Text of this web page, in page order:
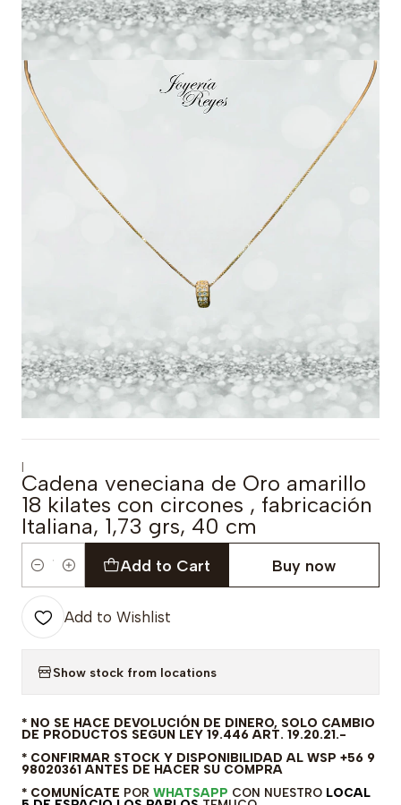
|
Cadena veneciana de Oro amarillo
18 kilates con circones , fabricación
Italiana, 1,73 grs, 40 cm
Quantity
Add to Cart Buy now
Add to Wishlist
Show stock from locations
* NO SE HACE DEVOLUCIÓN DE DINERO, SOLO CAMBIO
DE PRODUCTOS SEGUN LEY 19.446 ART. 19.20.21.-
* CONFIRMAR STOCK Y DISPONIBILIDAD AL WSP +56 9
98020361 ANTES DE HACER SU COMPRA
* COMUNÍCATE POR WHATSAPP CON NUESTRO LOCAL